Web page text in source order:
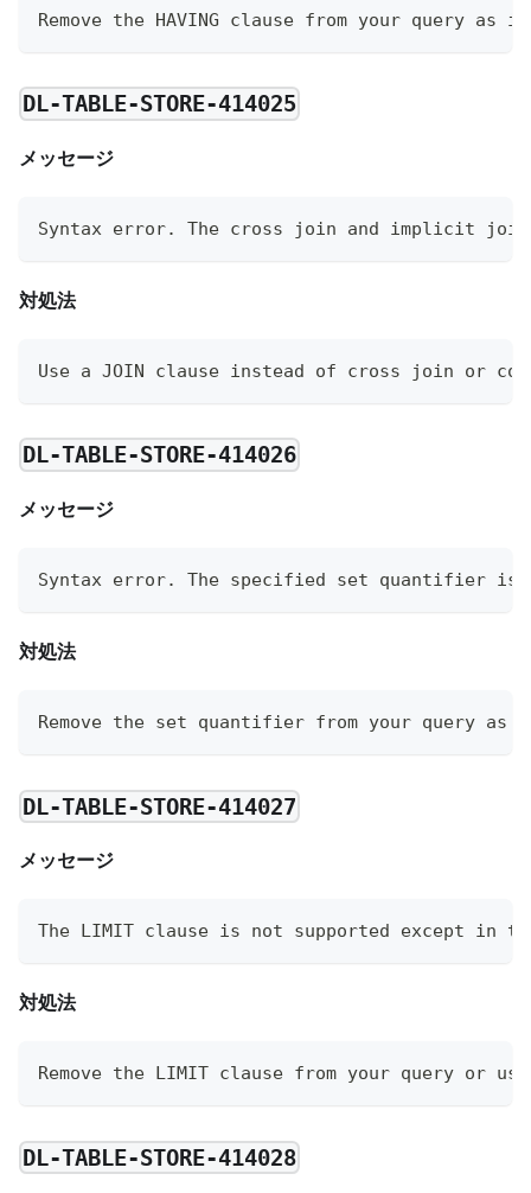
Remove the HAVING clause from your query
DL-TABLE-STORE-414025
メッセージ
Syntax error. The cross join and implicit join
対処法
Use a JOIN clause instead of cross join or
DL-TABLE-STORE-414026
メッセージ
Syntax error. The specified set quantifier is
対処法
Remove the set quantifier from your query
DL-TABLE-STORE-414027
メッセージ
The LIMIT clause is not supported except in
対処法
Remove the LIMIT clause from your query or
DL-TABLE-STORE-414028